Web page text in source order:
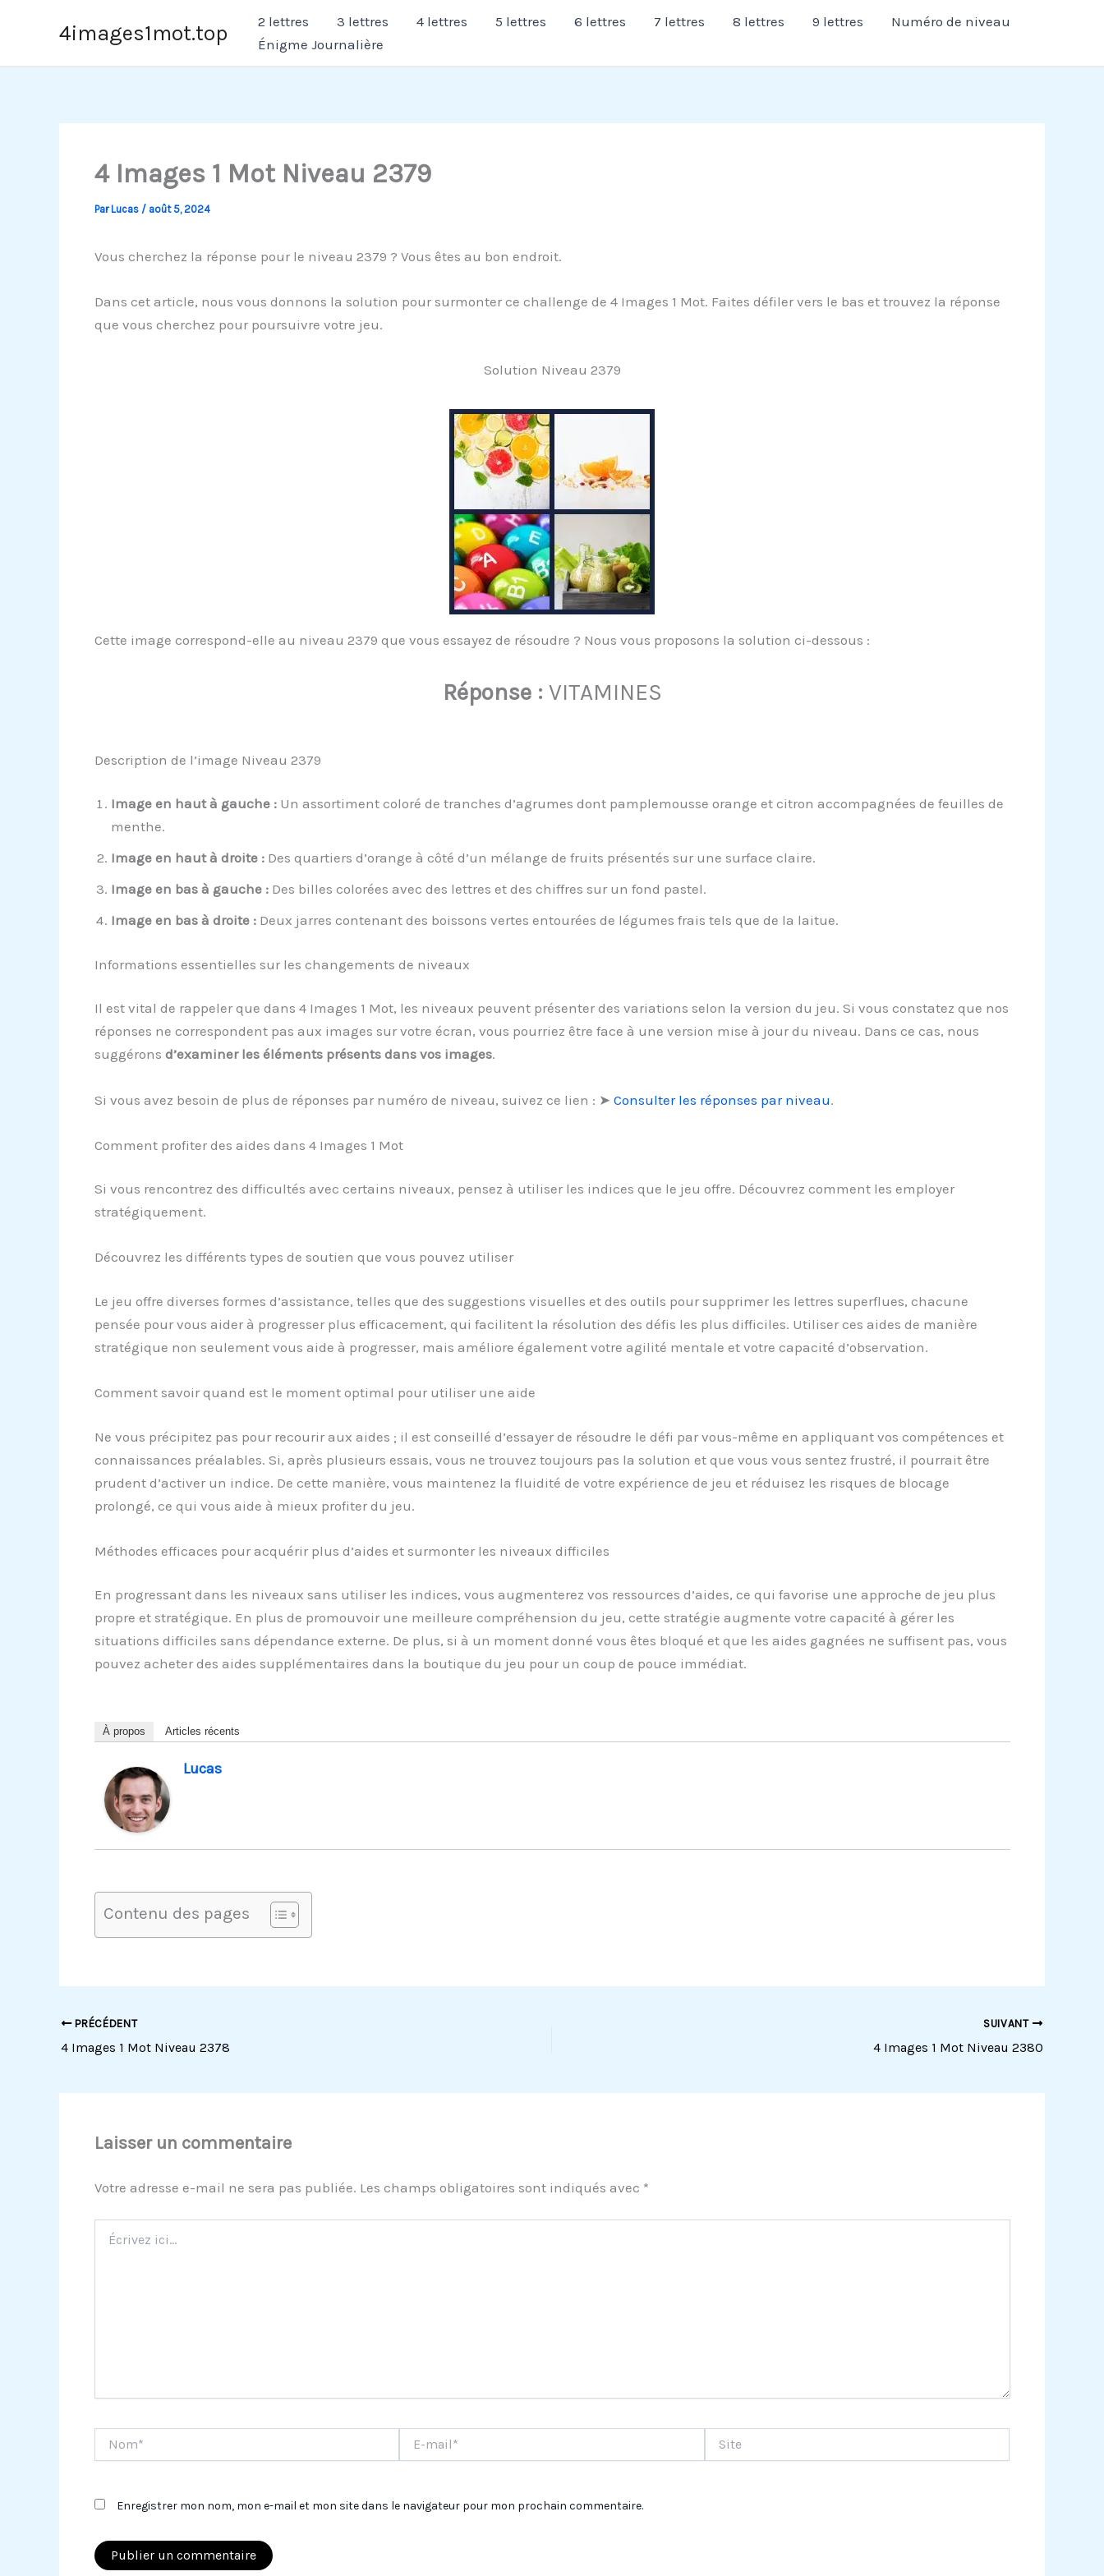
4images1mot.top 2 lettres 3 lettres 4 lettres 5 lettres 6 lettres 7 lettres 8 lettres 9 lettres
Numéro de niveau
Énigme Journalière
4 Images 1 Mot Niveau 2379
ParLucas / août 5, 2024
Vous cherchez la réponse pour le niveau 2379 ? Vous êtes au bon endroit.
Dans cet article, nous vous donnons la solution pour surmonter ce challenge de 4 Images 1 Mot. Faites défiler vers le bas et trouvez la réponse
que vous cherchez pour poursuivre votre jeu.
Solution Niveau 2379
Cette image correspond-elle au niveau 2379 que vous essayez de résoudre ? Nous vous proposons la solution ci-dessous :
Réponse : VITAMINES
Description de l’image Niveau 2379
Image en haut à gauche :Un assortiment coloré de tranches d’agrumes dont pamplemousse orange et citron accompagnées de feuilles de
menthe.
Image en haut à droite :Des quartiers d’orange à côté d’un mélange de fruits présentés sur une surface claire.
Image en bas à gauche :Des billes colorées avec des lettres et des chiffres sur un fond pastel.
Image en bas à droite :Deux jarres contenant des boissons vertes entourées de légumes frais tels que de la laitue.
Informations essentielles sur les changements de niveaux
Il est vital de rappeler que dans 4 Images 1 Mot, les niveaux peuvent présenter des variations selon la version du jeu. Si vous constatez que nos
réponses ne correspondent pas aux images sur votre écran, vous pourriez être face à une version mise à jour du niveau. Dans ce cas, nous
suggérons d’examiner les éléments présents dans vos images.
Si vous avez besoin de plus de réponses par numéro de niveau, suivez ce lien : ➤ Consulter les réponses par niveau.
Comment profiter des aides dans 4 Images 1 Mot
Si vous rencontrez des difficultés avec certains niveaux, pensez à utiliser les indices que le jeu offre. Découvrez comment les employer
stratégiquement.
Découvrez les différents types de soutien que vous pouvez utiliser
Le jeu offre diverses formes d’assistance, telles que des suggestions visuelles et des outils pour supprimer les lettres superflues, chacune
pensée pour vous aider à progresser plus efficacement, qui facilitent la résolution des défis les plus difficiles. Utiliser ces aides de manière
stratégique non seulement vous aide à progresser, mais améliore également votre agilité mentale et votre capacité d’observation.
Comment savoir quand est le moment optimal pour utiliser une aide
Ne vous précipitez pas pour recourir aux aides ; il est conseillé d’essayer de résoudre le défi par vous-même en appliquant vos compétences et
connaissances préalables. Si, après plusieurs essais, vous ne trouvez toujours pas la solution et que vous vous sentez frustré, il pourrait être
prudent d’activer un indice. De cette manière, vous maintenez la fluidité de votre expérience de jeu et réduisez les risques de blocage
prolongé, ce qui vous aide à mieux profiter du jeu.
Méthodes efficaces pour acquérir plus d’aides et surmonter les niveaux difficiles
En progressant dans les niveaux sans utiliser les indices, vous augmenterez vos ressources d’aides, ce qui favorise une approche de jeu plus
propre et stratégique. En plus de promouvoir une meilleure compréhension du jeu, cette stratégie augmente votre capacité à gérer les
situations difficiles sans dépendance externe. De plus, si à un moment donné vous êtes bloqué et que les aides gagnées ne suffisent pas, vous
pouvez acheter des aides supplémentaires dans la boutique du jeu pour un coup de pouce immédiat.
À propos Articles récents
Lucas
Contenu des pages
PRÉCÉDENT
4 Images 1 Mot Niveau 2378
SUIVANT
4 Images 1 Mot Niveau 2380
Laisser un commentaire
Votre adresse e-mail ne sera pas publiée. Les champs obligatoires sont indiqués avec *
ici…
mail*
Enregistrer mon nom, mon e-mail et mon site dans le navigateur pour mon prochain commentaire.